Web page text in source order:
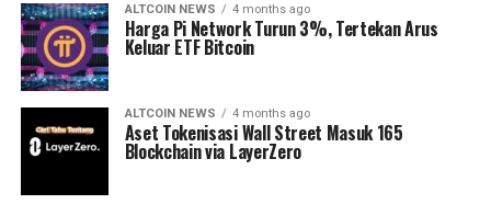
ALTCOIN NEWS 4 months ago
Harga Pi Network Turun 3%, Tertekan Arus
Keluar ETF Bitcoin
ALTCOIN NEWS 4 months ago
Aset Tokenisasi Wall Street Masuk 165
Blockchain via LayerZero